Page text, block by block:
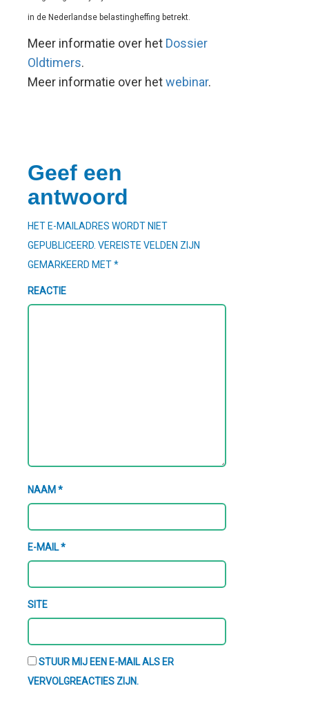
in de Nederlandse belastingheffing betrekt.
Meer informatie over het Dossier
Oldtimers.
Meer informatie over hetwebinar.
Geef een
antwoord
HET E-MAILADRES WORDT NIET
GEPUBLICEERD. VEREISTE VELDEN ZIJN
GEMARKEERD MET*
REACTIE
NAAM *
E-MAIL*
SITE
STUUR MIJ EEN E-MAIL ALS ER
VERVOLGREACTIES ZIJN.